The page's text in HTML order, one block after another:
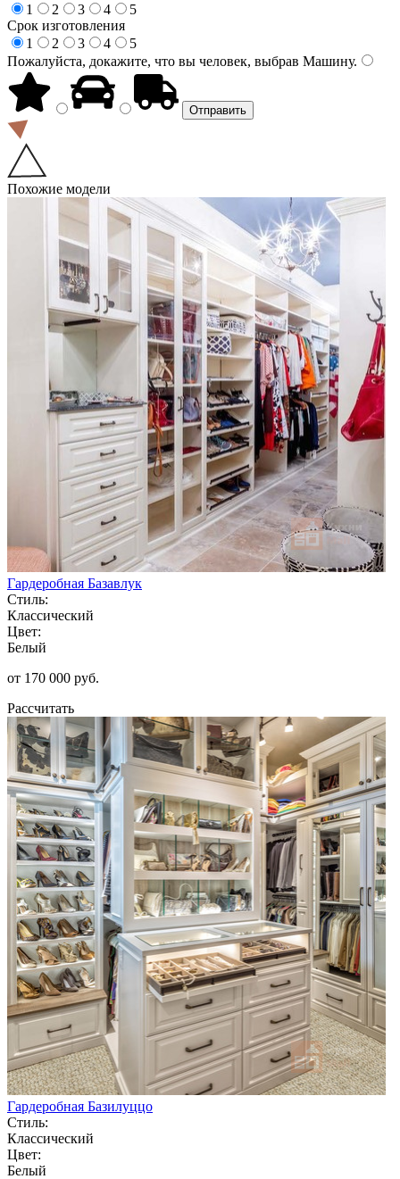
1
2 3 4
5
Срок изготовления
1
2 3 4
5
Пожалуйста, докажите, что вы человек, выбрав Машину.
Похожие модели
Гардеробная Базавлук
Стиль:
Классический
Цвет:
Белый
от 170 000 руб.
Рассчитать
Гардеробная Базилуццо
Стиль:
Классический
Цвет:
Белый